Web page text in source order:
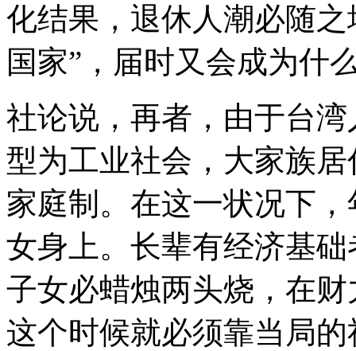
化结果，退休人潮必随
国家”，届时又会成为什
社论说，再者，由于台
型为工业社会，大家族
家庭制。在这一状况下
女身上。长辈有经济基
子女必蜡烛两头烧，在
这个时候就必须靠当局